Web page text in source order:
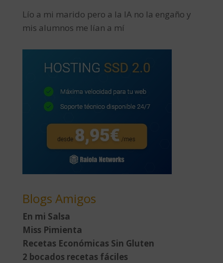
Lío a mi marido pero a la IA no la engaño y
mis alumnos me lían a mí
Blogs Amigos
En mi Salsa
Miss Pimienta
Recetas Económicas Sin Gluten
2 bocados recetas fáciles